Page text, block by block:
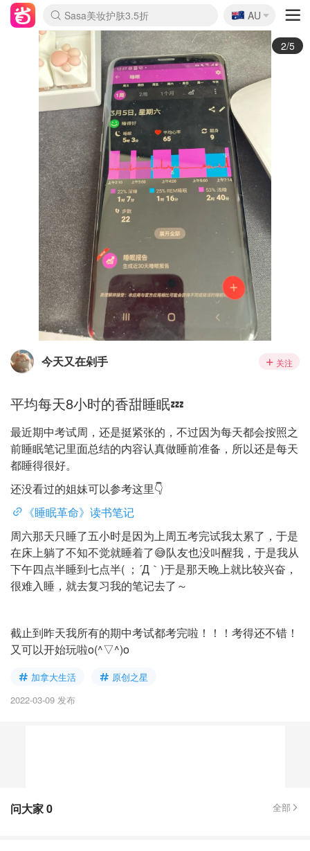
lululemon折扣上新
Sasa美妆护肤3.5折
SSENSE年中3折
FreshBeauty好价汇总
Cettire降价+叠9折
Farfetch折上8折
WWS Coles超市实拍
viagogo二手票捡漏
Myer清仓1折起
The Outnet奢牌1折起
David Jones 3折起
Flannels大牌1折
Perfumes Club护肤1折
AMIRO返校季6.2折
Oweek抽奖送Airpods
Amazon折扣汇总
eToro入金$200送$50
Amazon数码好物
ICONIC本周7.5折
ThedoubleF高奢地板价
Moose Knuckles 6折
丝芙兰5折起
EUFY官网3.7折起
Selenichast首饰2折
Trip机票酒店促销
YSL送5件彩妆礼
Amazon家居好物
BIGBANG巡演开票
David Jones时尚3折
Amazon美妆护肤
雅漾大喷$8
过敏原检测盒$33
伊索独家赠50ml沐浴露
科颜氏清仓3折
SEALIFE海洋馆门票6折
丝塔芙大白罐$16
订阅Newsletter送香薰
Cult Beauty 6.8折
Harrods圣诞日历2.3折
LN-CC奢牌私促3折
d'Alba空姐喷雾$16
EVE LOM套装逆天2折
Bernardelli独家4折
Adore Beauty 6折起
CT圣诞日历
Mytheresa奢品2.7折
Luxury Escapes 9折
Currentbody美容仪9折
MOON Garden Live
ALLSAINTS美衣3折
Roborock扫地机3.7折
Tingo Life水杯$24
Valentino官网5折
CR洗发护发6.3折
🇦🇺
AU
3/5
今天又在剁手 关注
平均每天8小时的香甜睡眠💤
最近期中考试周，还是挺紧张的，不过因为每天都会按照之
前睡眠笔记里面总结的内容认真做睡前准备，所以还是每天
都睡得很好。
还没看过的姐妹可以参考这里👇
《睡眠革命》读书笔记
周六那天只睡了五小时是因为上周五考完试我太累了，于是
在床上躺了不知不觉就睡着了😅队友也没叫醒我，于是我从
下午四点半睡到七点半( ；´Д｀)于是那天晚上就比较兴奋，
很难入睡，就去复习我的笔记去了～
截止到昨天我所有的期中考试都考完啦！！！考得还不错！
又可以开始玩啦o(^▽^)o
加拿大生活
原创之星
2022-03-09 发布
问大家0 全部